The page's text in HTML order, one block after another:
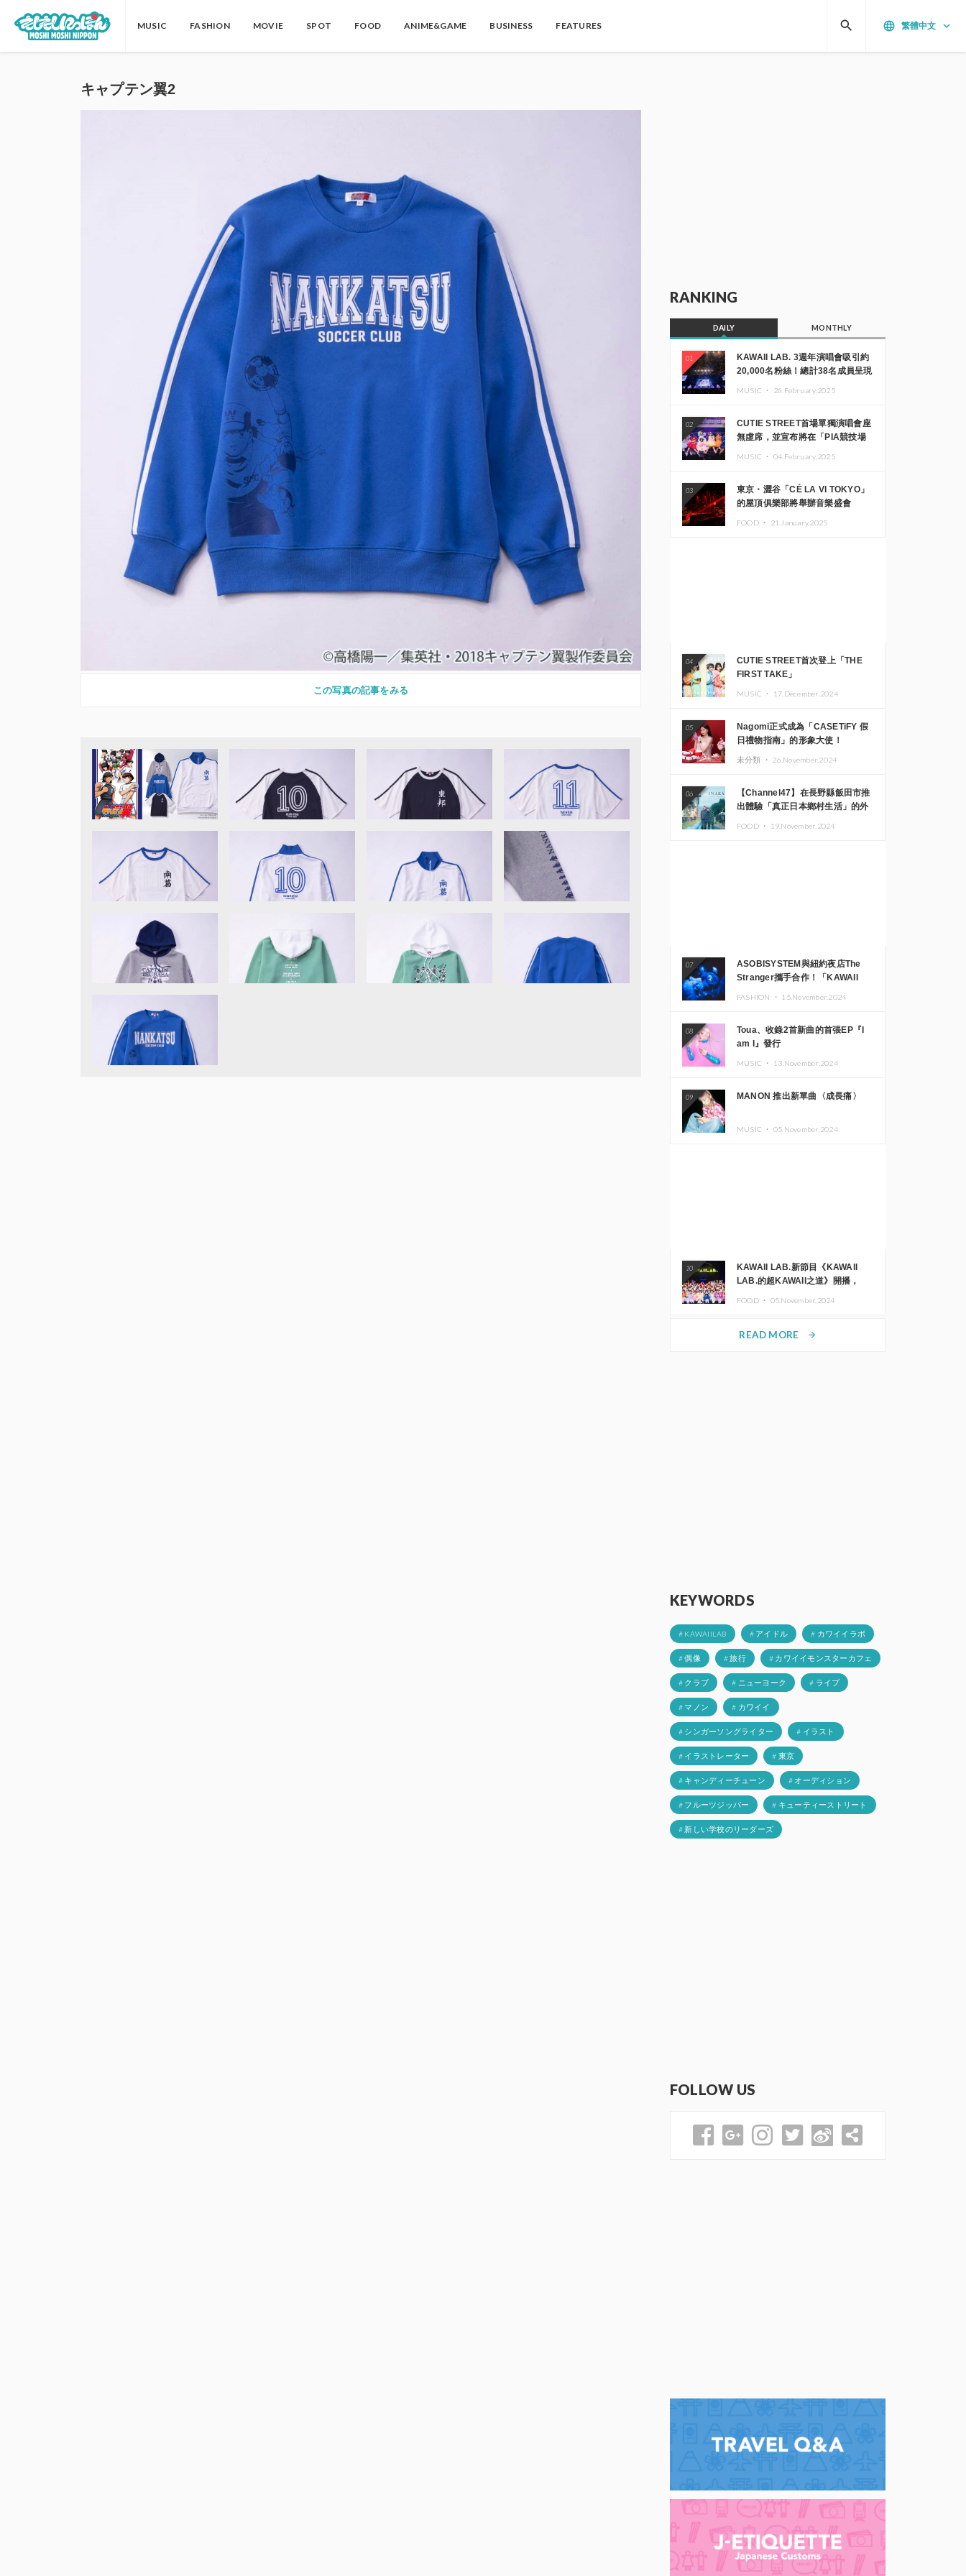
MUSIC FASHION MOVIE SPOT FOOD ANIME&GAME BUSINESS FEATURES language 繁體中文 keyboard_arrow_down
search
キャプテン翼2
この写真の記事をみる
RANKING
DAILY MONTHLY
01
KAWAII LAB. 3週年演唱會吸引約
20,000名粉絲！總計38名成員呈現
MUSIC ・ 26.February.2025
02
CUTIE STREET首場單獨演唱會座
無虛席，並宣布將在「PIA競技場
MUSIC ・ 04.February.2025
03
東京・澀谷「CÉ LA VI TOKYO」
的屋頂俱樂部將舉辦音樂盛會
FOOD ・ 21.January.2025
04
CUTIE STREET首次登上「THE
FIRST TAKE」
MUSIC ・ 17.December.2024
05
Nagomi正式成為「CASETiFY 假
日禮物指南」的形象大使！
未分類 ・ 26.November.2024
06
【Channel47】在長野縣飯田市推
出體驗「真正日本鄉村生活」的外
FOOD ・ 19.November.2024
07
ASOBISYSTEM與紐約夜店The
Stranger攜手合作！「KAWAII
FASHION ・ 15.November.2024
08
Toua、收錄2首新曲的首張EP『I
am I』發行
MUSIC ・ 13.November.2024
09 MANON 推出新單曲〈成長痛〉
MUSIC ・ 05.November.2024
10
KAWAII LAB.新節目《KAWAII
LAB.的超KAWAII之道》開播，
FOOD ・ 05.November.2024
READ MORE arrow_forward
KEYWORDS
# KAWAIILAB # アイドル # カワイイラボ
# 偶像 # 旅行 # カワイイモンスターカフェ
# クラブ # ニューヨーク # ライブ
# マノン # カワイイ
# シンガーソングライター # イラスト
# イラストレーター # 東京
# キャンディーチューン # オーディション
# フルーツジッパー # キューティーストリート
# 新しい学校のリーダーズ
FOLLOW US